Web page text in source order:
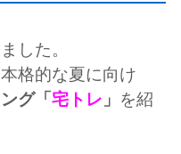
した。
格的な夏に向け
グ「宅トレ 」 を紹